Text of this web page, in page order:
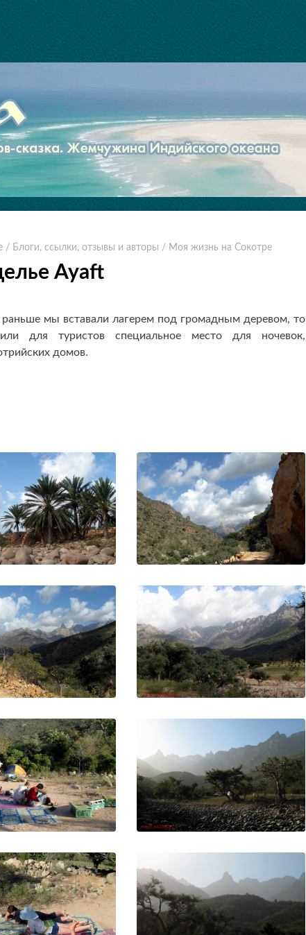
/ Блоги, ссылки, отзывы и авторы / Моя жизнь на Сокотре
Ayaft
мы вставали лагерем под громадным деревом, то
для туристов специальное место для ночевок,
домов.